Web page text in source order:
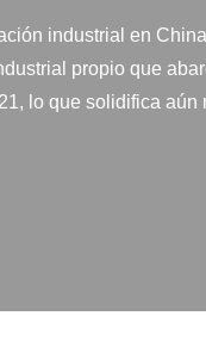
industrial en
propio que
lo que solidifica